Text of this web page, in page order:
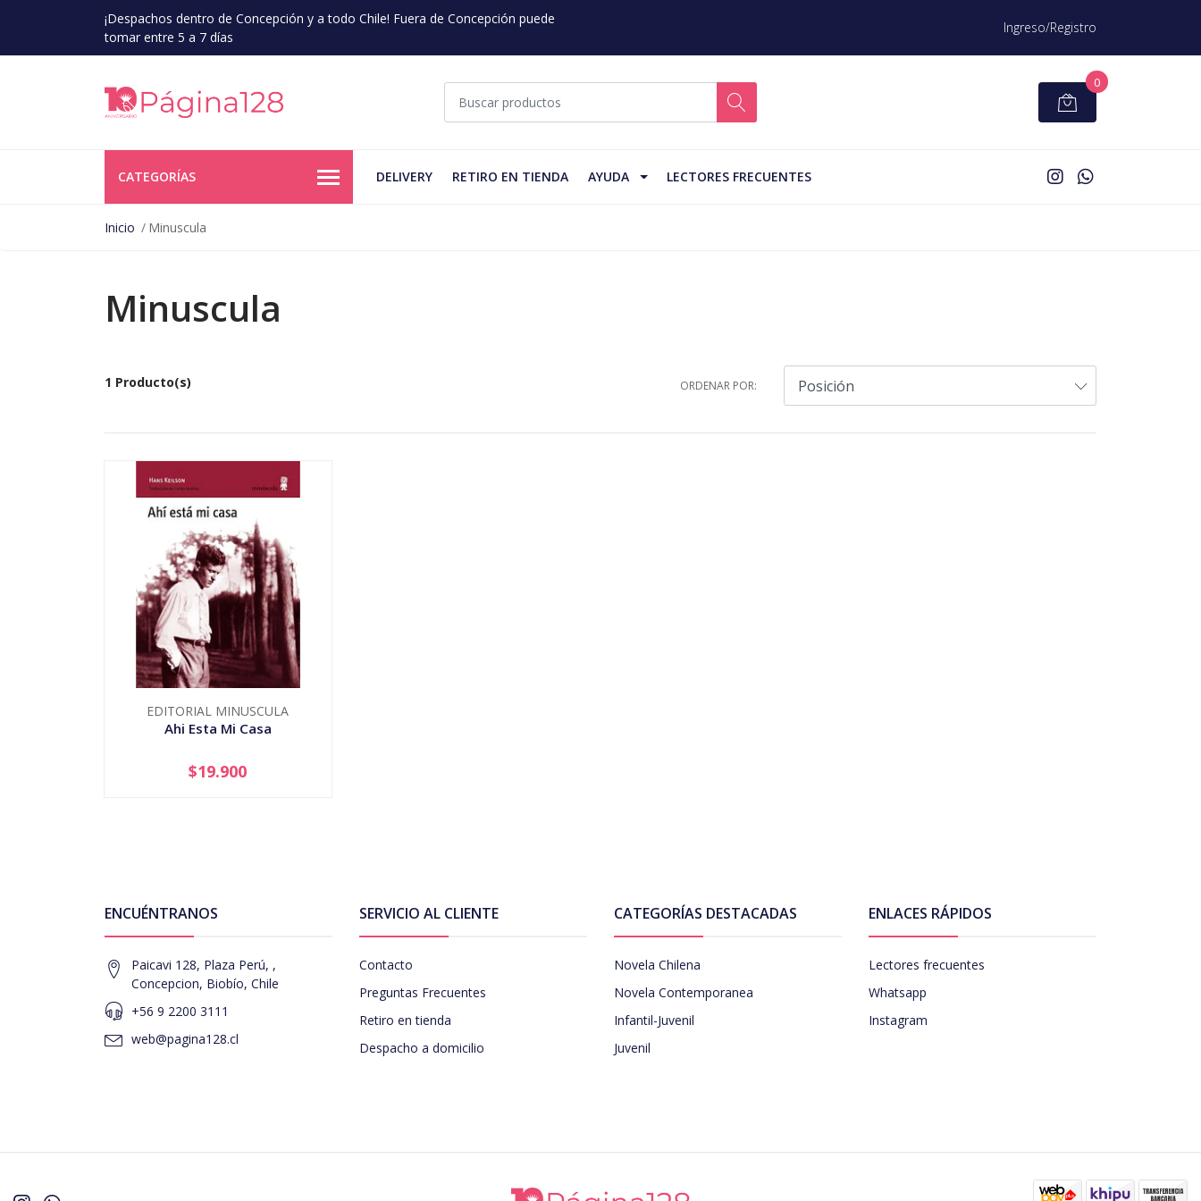
¡Despachos dentro de Concepción y a todo Chile! Fuera de Concepción puede
tomar entre 5 a 7 días
Ingreso/Registro
0
CATEGORÍAS DELIVERY RETIRO EN TIENDA AYUDA LECTORES FRECUENTES
Inicio Minuscula
Minuscula
1 Producto(s) ORDENAR POR:
EDITORIAL MINUSCULA
Ahi Esta Mi Casa
+
$19.900
ENCUÉNTRANOS
Paicavi 128, Plaza Perú, ,
Concepcion, Biobío, Chile
+56 9 2200 3111
web@pagina128.cl
SERVICIO AL CLIENTE
Contacto
Preguntas Frecuentes
Retiro en tienda
Despacho a domicilio
CATEGORÍAS DESTACADAS
Novela Chilena
Novela Contemporanea
Infantil-Juvenil
Juvenil
ENLACES RÁPIDOS
Lectores frecuentes
Whatsapp
Instagram